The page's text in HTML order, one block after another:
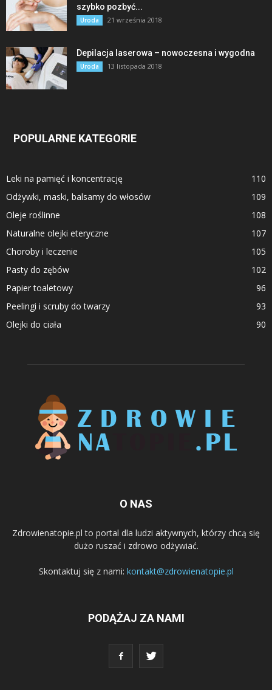
szybko pozbyć...
Uroda 21 września 2018
Depilacja laserowa – nowoczesna i wygodna
Uroda 13 listopada 2018
POPULARNE KATEGORIE
Leki na pamięć i koncentrację
110
Odżywki, maski, balsamy do włosów
109
Oleje roślinne
108
Naturalne olejki eteryczne
107
Choroby i leczenie
105
Pasty do zębów
102
Papier toaletowy
96
Peelingi i scruby do twarzy
93
Olejki do ciała
90
O NAS
Zdrowienatopie.pl to portal dla ludzi aktywnych, którzy chcą się
dużo ruszać i zdrowo odżywiać.
Skontaktuj się z nami: kontakt@zdrowienatopie.pl
PODĄŻAJ ZA NAMI